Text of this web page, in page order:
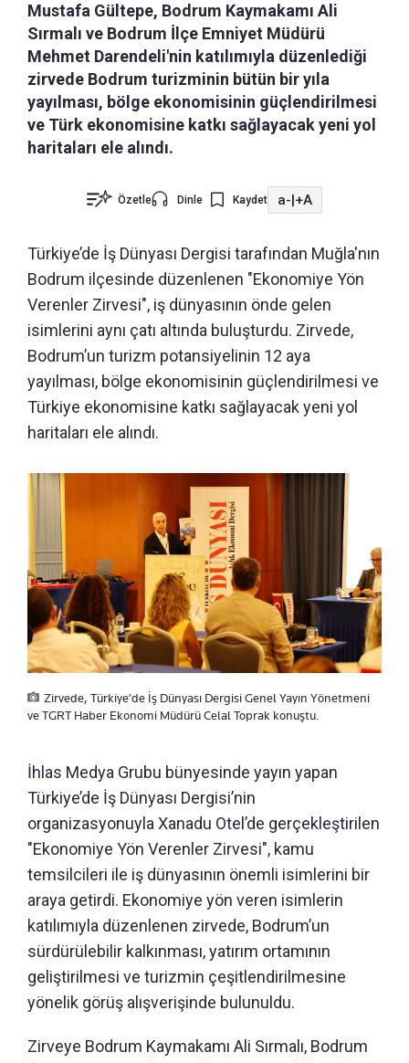
Mustafa Gültepe, Bodrum Kaymakamı Ali
Sırmalı ve Bodrum İlçe Emniyet Müdürü
Mehmet Darendeli'nin katılımıyla düzenlediği
zirvede Bodrum turizminin bütün bir yıla
yayılması, bölge ekonomisinin güçlendirilmesi
ve Türk ekonomisine katkı sağlayacak yeni yol
haritaları ele alındı.
Özetle Dinle Kaydet a-|+A
Türkiye’de İş Dünyası Dergisi tarafından Muğla'nın
Bodrum ilçesinde düzenlenen "Ekonomiye Yön
Verenler Zirvesi", iş dünyasının önde gelen
isimlerini aynı çatı altında buluşturdu. Zirvede,
Bodrum’un turizm potansiyelinin 12 aya
yayılması, bölge ekonomisinin güçlendirilmesi ve
Türkiye ekonomisine katkı sağlayacak yeni yol
haritaları ele alındı.
Zirvede, Türkiye’de İş Dünyası Dergisi Genel Yayın Yönetmeni
ve TGRT Haber Ekonomi Müdürü Celal Toprak konuştu.
İhlas Medya Grubu bünyesinde yayın yapan
Türkiye’de İş Dünyası Dergisi’nin
organizasyonuyla Xanadu Otel’de gerçekleştirilen
"Ekonomiye Yön Verenler Zirvesi", kamu
temsilcileri ile iş dünyasının önemli isimlerini bir
araya getirdi. Ekonomiye yön veren isimlerin
katılımıyla düzenlenen zirvede, Bodrum’un
sürdürülebilir kalkınması, yatırım ortamının
geliştirilmesi ve turizmin çeşitlendirilmesine
yönelik görüş alışverişinde bulunuldu.
Zirveye Bodrum Kaymakamı Ali Sırmalı, Bodrum